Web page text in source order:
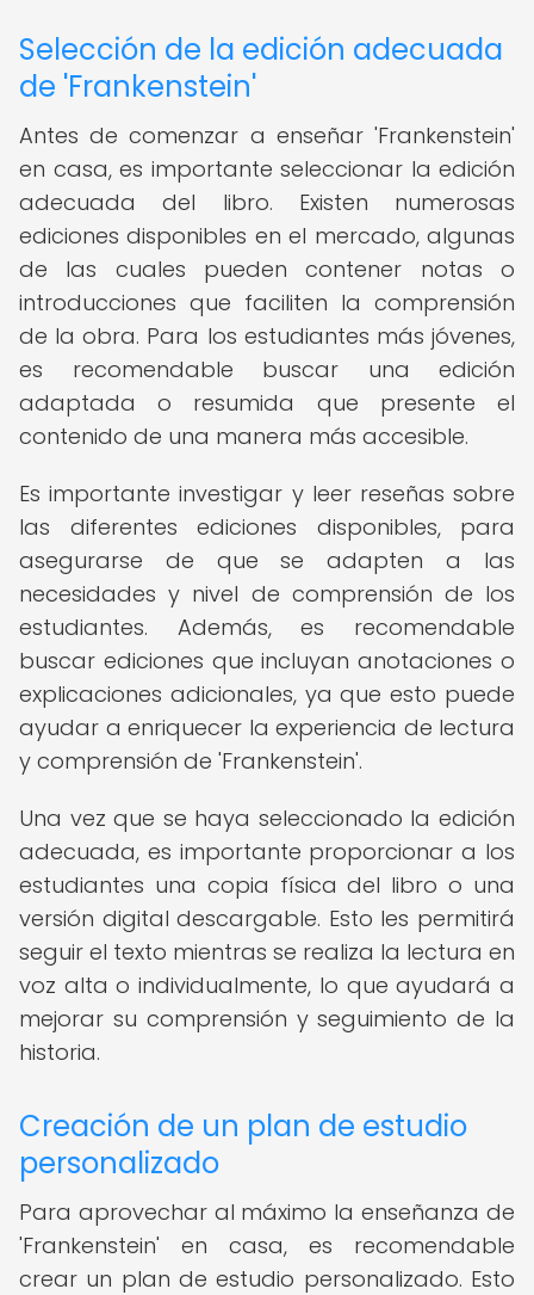
Selección de la edición adecuada
de 'Frankenstein'
Antes de comenzar a enseñar 'Frankenstein'
en casa, es importante seleccionar la edición
adecuada del libro. Existen numerosas
ediciones disponibles en el mercado, algunas
de las cuales pueden contener notas o
introducciones que faciliten la comprensión
de la obra. Para los estudiantes más jóvenes,
es recomendable buscar una edición
adaptada o resumida que presente el
contenido de una manera más accesible.
Es importante investigar y leer reseñas sobre
las diferentes ediciones disponibles, para
asegurarse de que se adapten a las
necesidades y nivel de comprensión de los
estudiantes. Además, es recomendable
buscar ediciones que incluyan anotaciones o
explicaciones adicionales, ya que esto puede
ayudar a enriquecer la experiencia de lectura
y comprensión de 'Frankenstein'.
Una vez que se haya seleccionado la edición
adecuada, es importante proporcionar a los
estudiantes una copia física del libro o una
versión digital descargable. Esto les permitirá
seguir el texto mientras se realiza la lectura en
voz alta o individualmente, lo que ayudará a
mejorar su comprensión y seguimiento de la
historia.
Creación de un plan de estudio
personalizado
Para aprovechar al máximo la enseñanza de
'Frankenstein' en casa, es recomendable
crear un plan de estudio personalizado. Esto